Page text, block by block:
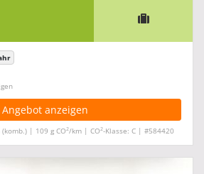
Angebot anzeigen
| 109 g CO2/km | CO2-Klasse: C | #584420